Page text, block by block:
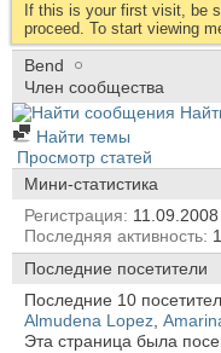
If this is your first visit, be
proceed. To start viewing
Bend
Член сообщества
Найти темы
Просмотр статей
Мини-статистика
Регистрация
11.09.2008
Последняя активность
Последние посетители
Последние 10
Almudena Lopez,
Эта страница была